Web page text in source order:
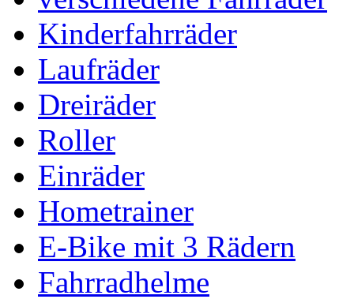
Kinderfahrräder
Laufräder
Dreiräder
Roller
Einräder
Hometrainer
E-Bike mit 3 Rädern
Fahrradhelme